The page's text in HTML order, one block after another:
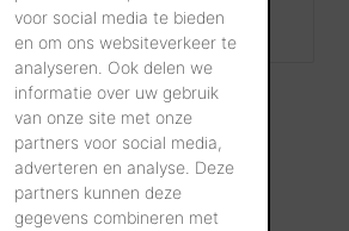
voor social media te bieden
en om ons websiteverkeer te
analyseren. Ook delen we
informatie over uw gebruik
van onze site met onze
partners voor social media,
adverteren en analyse. Deze
partners kunnen deze
gegevens combineren met
info@wienerberger.be